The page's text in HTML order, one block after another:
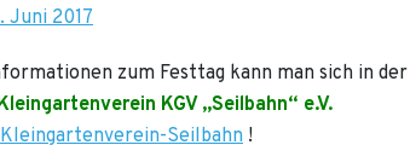
Juni 2017
zum Festtag kann man sich in der
KGV „Seilbahn“ e.V.
Kleingartenverein-Seilbahn !